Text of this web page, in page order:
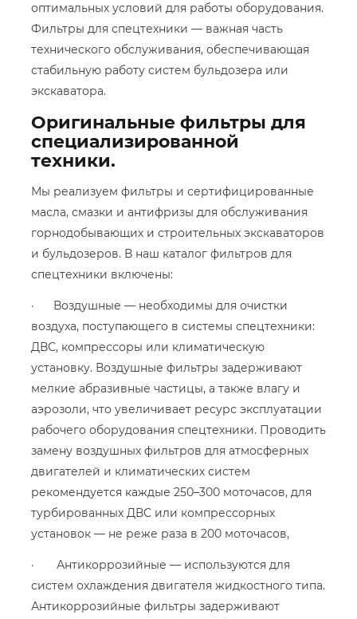
оптимальных условий для работы оборудования.
Фильтры для спецтехники — важная часть
технического обслуживания, обеспечивающая
стабильную работу систем бульдозера или
экскаватора.
Оригинальные фильтры для
специализированной
техники.
Мы реализуем фильтры и сертифицированные
масла, смазки и антифризы для обслуживания
горнодобывающих и строительных экскаваторов
и бульдозеров. В наш каталог фильтров для
спецтехники включены:
· Воздушные — необходимы для очистки
воздуха, поступающего в системы спецтехники:
ДВС, компрессоры или климатическую
установку. Воздушные фильтры задерживают
мелкие абразивные частицы, а также влагу и
аэрозоли, что увеличивает ресурс эксплуатации
рабочего оборудования спецтехники. Проводить
замену воздушных фильтров для атмосферных
двигателей и климатических систем
рекомендуется каждые 250–300 моточасов, для
турбированных ДВС или компрессорных
установок — не реже раза в 200 моточасов,
· Антикоррозийные — используются для
систем охлаждения двигателя жидкостного типа.
Антикоррозийные фильтры задерживают